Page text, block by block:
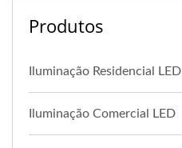
Produtos
Iluminação Residencial LED
Iluminação Comercial LED